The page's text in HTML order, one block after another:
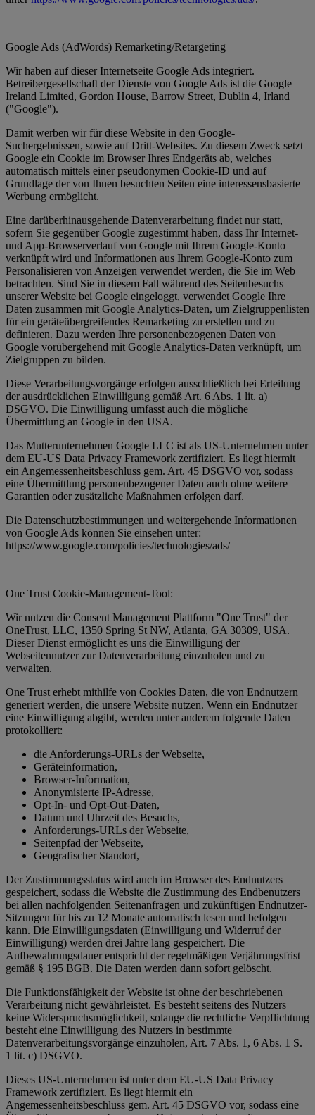
Google Ads (AdWords) Remarketing/Retargeting
Wir haben auf dieser Internetseite Google Ads integriert.
Betreibergesellschaft der Dienste von Google Ads ist die Google
Ireland Limited, Gordon House, Barrow Street, Dublin 4, Irland
("Google").
Damit werben wir für diese Website in den Google-
Suchergebnissen, sowie auf Dritt-Websites. Zu diesem Zweck setzt
Google ein Cookie im Browser Ihres Endgeräts ab, welches
automatisch mittels einer pseudonymen Cookie-ID und auf
Grundlage der von Ihnen besuchten Seiten eine interessensbasierte
Werbung ermöglicht.
Eine darüberhinausgehende Datenverarbeitung findet nur statt,
sofern Sie gegenüber Google zugestimmt haben, dass Ihr Internet-
und App-Browserverlauf von Google mit Ihrem Google-Konto
verknüpft wird und Informationen aus Ihrem Google-Konto zum
Personalisieren von Anzeigen verwendet werden, die Sie im Web
betrachten. Sind Sie in diesem Fall während des Seitenbesuchs
unserer Website bei Google eingeloggt, verwendet Google Ihre
Daten zusammen mit Google Analytics-Daten, um Zielgruppenlisten
für ein geräteübergreifendes Remarketing zu erstellen und zu
definieren. Dazu werden Ihre personenbezogenen Daten von
Google vorübergehend mit Google Analytics-Daten verknüpft, um
Zielgruppen zu bilden.
Diese Verarbeitungsvorgänge erfolgen ausschließlich bei Erteilung
der ausdrücklichen Einwilligung gemäß Art. 6 Abs. 1 lit. a)
DSGVO. Die Einwilligung umfasst auch die mögliche
Übermittlung an Google in den USA.
Das Mutterunternehmen Google LLC ist als US-Unternehmen unter
dem EU-US Data Privacy Framework zertifiziert. Es liegt hiermit
ein Angemessenheitsbeschluss gem. Art. 45 DSGVO vor, sodass
eine Übermittlung personenbezogener Daten auch ohne weitere
Garantien oder zusätzliche Maßnahmen erfolgen darf.
Die Datenschutzbestimmungen und weitergehende Informationen
von Google Ads können Sie einsehen unter:
https://www.google.com/policies/technologies/ads/
One Trust Cookie-Management-Tool:
Wir nutzen die Consent Management Plattform "One Trust" der
OneTrust, LLC, 1350 Spring St NW, Atlanta, GA 30309, USA.
Dieser Dienst ermöglicht es uns die Einwilligung der
Webseitennutzer zur Datenverarbeitung einzuholen und zu
verwalten.
One Trust erhebt mithilfe von Cookies Daten, die von Endnutzern
generiert werden, die unsere Website nutzen. Wenn ein Endnutzer
eine Einwilligung abgibt, werden unter anderem folgende Daten
protokolliert:
die Anforderungs-URLs der Webseite,
Geräteinformation,
Browser-Information,
Anonymisierte IP-Adresse,
Opt-In- und Opt-Out-Daten,
Datum und Uhrzeit des Besuchs,
Anforderungs-URLs der Webseite,
Seitenpfad der Webseite,
Geografischer Standort,
Der Zustimmungsstatus wird auch im Browser des Endnutzers
gespeichert, sodass die Website die Zustimmung des Endbenutzers
bei allen nachfolgenden Seitenanfragen und zukünftigen Endnutzer-
Sitzungen für bis zu 12 Monate automatisch lesen und befolgen
kann. Die Einwilligungsdaten (Einwilligung und Widerruf der
Einwilligung) werden drei Jahre lang gespeichert. Die
Aufbewahrungsdauer entspricht der regelmäßigen Verjährungsfrist
gemäß § 195 BGB. Die Daten werden dann sofort gelöscht.
Die Funktionsfähigkeit der Website ist ohne der beschriebenen
Verarbeitung nicht gewährleistet. Es besteht seitens des Nutzers
keine Widerspruchsmöglichkeit, solange die rechtliche Verpflichtung
besteht eine Einwilligung des Nutzers in bestimmte
Datenverarbeitungsvorgänge einzuholen, Art. 7 Abs. 1, 6 Abs. 1 S.
1 lit. c) DSGVO.
Dieses US-Unternehmen ist unter dem EU-US Data Privacy
Framework zertifiziert. Es liegt hiermit ein
Angemessenheitsbeschluss gem. Art. 45 DSGVO vor, sodass eine